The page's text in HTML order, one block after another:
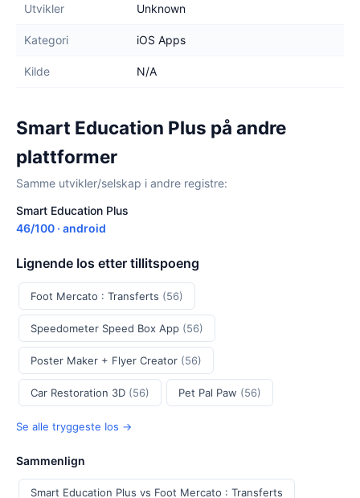
Utvikler Unknown
Kategori iOS Apps
Kilde N/A
Smart Education Plus på andre
plattformer
Samme utvikler/selskap i andre registre:
Smart Education Plus
46/100 · android
Lignende Ios etter tillitspoeng
Foot Mercato : Transferts (56)
Speedometer Speed Box App (56)
Poster Maker + Flyer Creator (56)
Car Restoration 3D (56) Pet Pal Paw (56)
Se alle tryggeste Ios →
Sammenlign
Smart Education Plus vs Foot Mercato : Transferts